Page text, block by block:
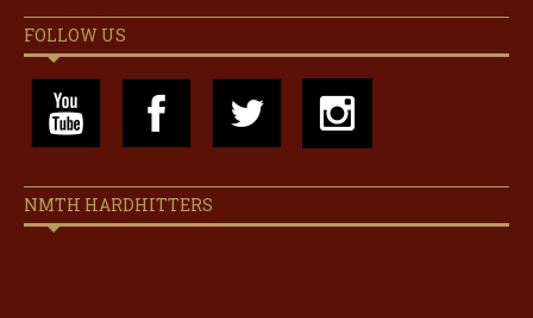
FOLLOW US
NMTH HARDHITTERS